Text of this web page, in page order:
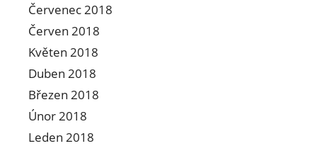
Červenec 2018
Červen 2018
Květen 2018
Duben 2018
Březen 2018
Únor 2018
Leden 2018